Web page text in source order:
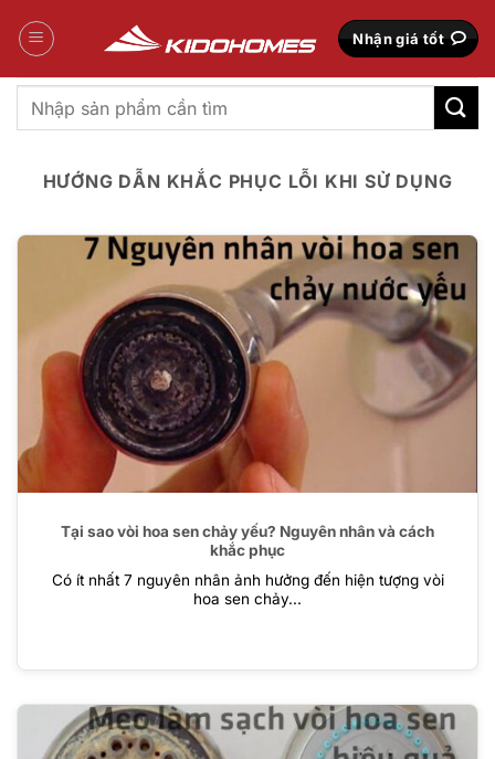
qua
Nhận giá tốt
Tìm
kiếm:
HƯỚNG DẪN KHẮC PHỤC LỖI KHI SỬ DỤNG
Tại sao vòi hoa sen chảy yếu? Nguyên nhân và cách
khắc phục
Có ít nhất 7 nguyên nhân ảnh hưởng đến hiện tượng vòi
hoa sen chảy...